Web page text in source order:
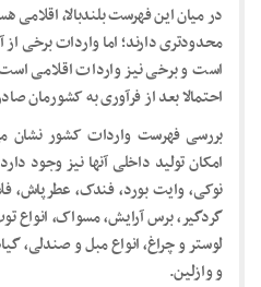
در میان این فهرست بلندبالا،
محدودتری دارند؛ اما واردات برخی
است و برخی نیز واردات اقلامی
احتمالا بعد از فرآوری به کشورمان
بررسی فهرست واردات کشور نشان
امکان تولید داخلی آنها نیز وجود
نوکی، وایت بورد، فندک، عطرپاش،
گردگیر، برس آرایش، مسواک، انواع
لوستر و چراغ، انواع مبل و صندلی،
و وازلین.